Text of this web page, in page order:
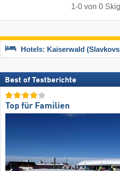
1-0von 0
Hotels: Kaiserwald
Best of Testberichte
Top für Familien